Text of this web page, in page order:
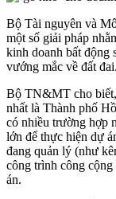
Bộ Tài nguyên và
một số giải pháp
kinh doanh bất động
vướng mắc về đất đai.
Bộ TN&MT cho
nhất là Thành phố
có nhiều trường hợp
lớn để thực hiện dự
đang quản lý (như
công trình công
án.